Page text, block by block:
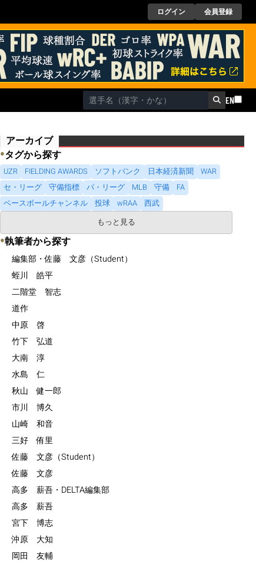
ログイン 会員登録
EN
アーカイブ
●タグから探す
UZR FIELDING AWARDS ソフトバンク 日本経済新聞
WAR
セ・リーグ
守備指標 パ・リーグ MLB 守備
FA
ベースボールチャンネル
投球 wRAA
西武
もっと見る
●執筆者から探す
編集部・佐藤 文彦（Student）
蛭川 皓平
二階堂 智志
道作
中原 啓
竹下 弘道
大南 淳
水島 仁
秋山 健一郎
市川 博久
山崎 和音
三好 侑里
佐藤 文彦（Student）
佐藤 文彦
高多 薪吾・DELTA編集部
高多 薪吾
宮下 博志
沖原 大知
岡田 友輔